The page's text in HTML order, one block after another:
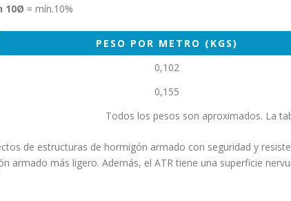
10Ø = mín.10%
PESO POR METRO (KGS)
0,102
0,155
Todos los pesos son aproximados. La
de estructuras de hormigón armado con seguridad y
armado más ligero. Además, el ATR tiene una superficie